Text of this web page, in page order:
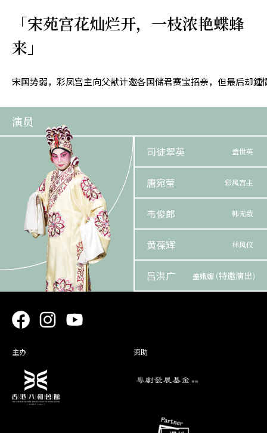
「宋苑宫花灿烂开，一枝浓艳蝶蜂
来」
宋国势弱，彩凤宫主向父献计邀各国储君赛宝招亲，但最后却
演员
司徒翠英 盖世英
唐宛莹 彩凤宫主
韦俊郎 韩无敌
黄葆辉 林凤仪
吕洪广 盖娥媚 (特邀演出)
主办 资助